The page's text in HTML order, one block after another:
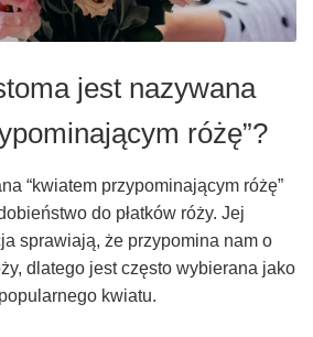
jest nazywana
różę”?
“kwiatem przypominającym różę”
do płatków róży. Jej
sprawiają, że przypomina nam o
dlatego jest często wybierana jako
kwiatu.